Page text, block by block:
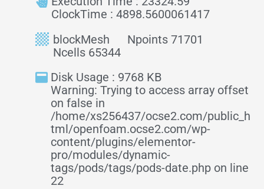
ClockTime : 4898.5600061417
blockMesh
Npoints 71701
Ncells 65344
Disk Usage : 9768 KB
Warning: Trying to access array offset
on false in
/home/xs256437/ocse2.com/public_h
tml/openfoam.ocse2.com/wp-
content/plugins/elementor-
pro/modules/dynamic-
tags/pods/tags/pods-date.php on line
22